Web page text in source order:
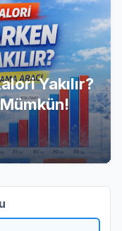
Yakılır?